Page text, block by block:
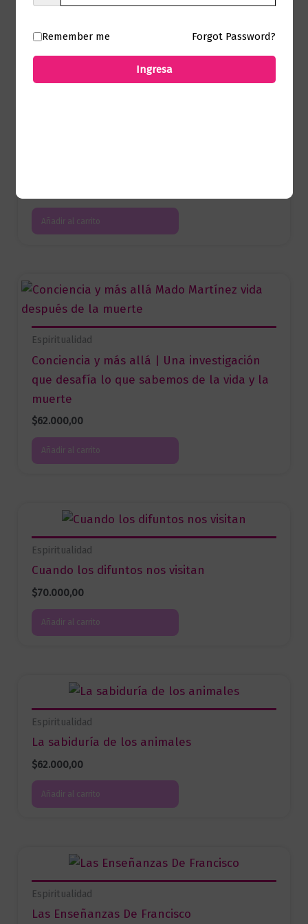
Añadir al carrito
Espiritualidad
Conciencia y más allá | Una investigación
que desafía lo que sabemos de la vida y la
muerte
$62.000,00
Añadir al carrito
Espiritualidad
Cuando los difuntos nos visitan
$70.000,00
Añadir al carrito
Espiritualidad
La sabiduría de los animales
$62.000,00
Añadir al carrito
Espiritualidad
Las Enseñanzas De Francisco
Remember me Forgot Password?
Ingresa